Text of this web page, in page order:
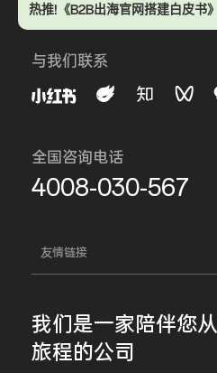
热推!《B2B出海官网搭建白皮书》
与我们联系
全国咨询电话
4008-030-567
友情链接
我们是一家陪伴您
旅程的公司